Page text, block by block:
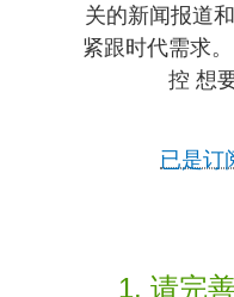
关的新闻报道
紧跟时代需求
控 想
已是订
1. 请完